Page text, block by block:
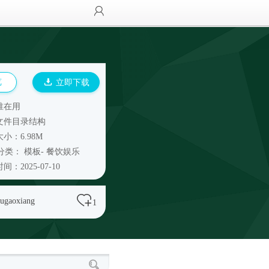
立即下载
在用
件目录结构
小：6.98M
类： 模板- 餐饮娱乐
间：2025-07-10
1